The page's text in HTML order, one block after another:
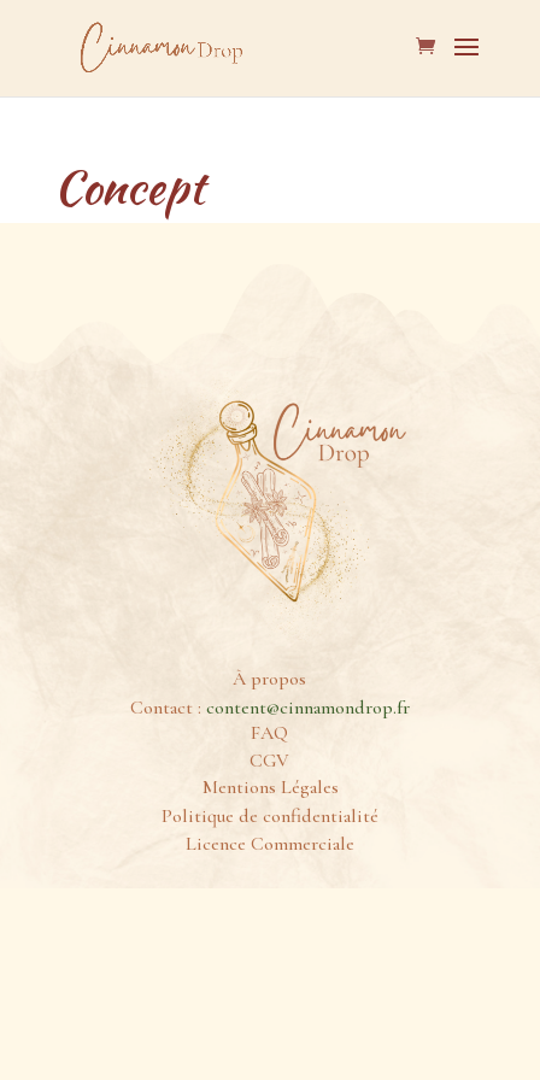
Concept
À propos
Contact : content@cinnamondrop.fr
FAQ
CGV
Mentions Légales
Politique de confidentialité
Licence Commerciale